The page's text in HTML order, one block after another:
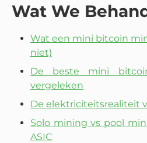
Wat We
Wat een mini bitcoin
niet)
De beste mini
vergeleken
De elektriciteitsrealiteit
Solo mining vs pool
ASIC